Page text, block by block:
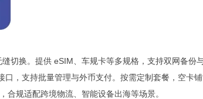
切换。提供 eSIM、车规卡等多规格，支持双网备份
，支持批量管理与外币支付。按需定制套餐，空卡
规适配跨境物流、智能设备出海等场景。